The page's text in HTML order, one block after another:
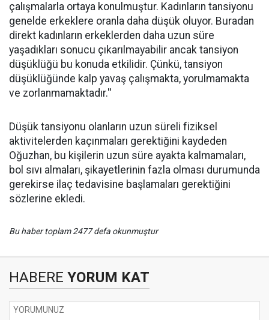
çalışmalarla ortaya konulmuştur. Kadınların tansiyonu
genelde erkeklere oranla daha düşük oluyor. Buradan
direkt kadınların erkeklerden daha uzun süre
yaşadıkları sonucu çıkarılmayabilir ancak tansiyon
düşüklüğü bu konuda etkilidir. Çünkü, tansiyon
düşüklüğünde kalp yavaş çalışmakta, yorulmamakta
ve zorlanmamaktadır.''
Düşük tansiyonu olanların uzun süreli fiziksel
aktivitelerden kaçınmaları gerektiğini kaydeden
Oğuzhan, bu kişilerin uzun süre ayakta kalmamaları,
bol sıvı almaları, şikayetlerinin fazla olması durumunda
gerekirse ilaç tedavisine başlamaları gerektiğini
sözlerine ekledi.
Bu haber toplam 2477 defa okunmuştur
HABERE YORUM KAT